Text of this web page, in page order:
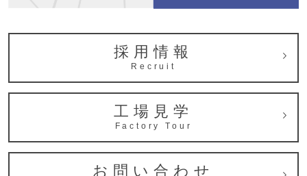
採用情報
Recruit
工場見学
Factory Tour
お問い合わせ